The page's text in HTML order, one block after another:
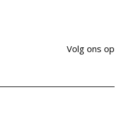
Volg ons op